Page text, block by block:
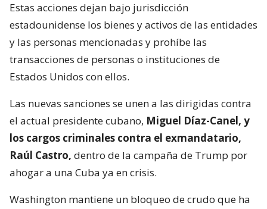
Estas acciones dejan bajo jurisdicción
estadounidense los bienes y activos de las entidades
y las personas mencionadas y prohíbe las
transacciones de personas o instituciones de
Estados Unidos con ellos.
Las nuevas sanciones se unen a las dirigidas contra
el actual presidente cubano, Miguel Díaz-Canel, y
los cargos criminales contra el exmandatario,
Raúl Castro, dentro de la campaña de Trump por
ahogar a una Cuba ya en crisis.
Washington mantiene un bloqueo de crudo que ha